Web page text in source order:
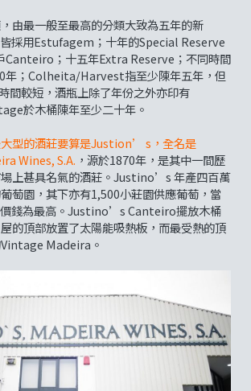
由最一般至最高的分類大致為五年的新
採用Estufagem；十年的Special Reserve
Canteiro；十五年Extra Reserve；不同時間
年；Colheita/Harvest指至少陳年五年，但
間較短，酒瓶上除了年份之外亦印有
於木桶陳年至少二十年。
型的酒莊要算是Justion’ s，全名是
Wines,S.A. ，源於1870年，是其中一間歷
上甚具名氣的酒莊。Justino’s 年產四百萬
萄園，其下亦有1,500小莊園供應葡萄，當
錢為最高。Justino’s Canteiro擺放木桶
的頂部放置了太陽能吸熱板，而最受熱的頂
Madeira。